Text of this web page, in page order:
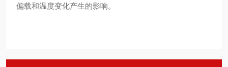
偏载和温度变化产生的影响。